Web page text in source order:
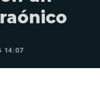
14:07